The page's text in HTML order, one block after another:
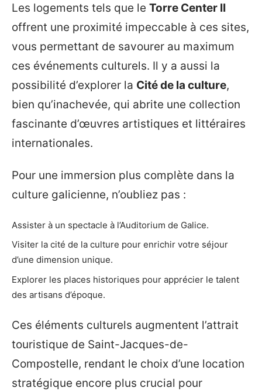
Les logements tels que le Torre Center II
offrent une proximité impeccable à ces sites,
vous permettant de savourer au maximum
ces événements culturels. Il y a aussi la
possibilité d’explorer la Cité de la culture,
bien qu’inachevée, qui abrite une collection
fascinante d’œuvres artistiques et littéraires
internationales.
Pour une immersion plus complète dans la
culture galicienne, n’oubliez pas :
Assister à un spectacle à l’Auditorium de Galice.
Visiter la cité de la culture pour enrichir votre séjour
d’une dimension unique.
Explorer les places historiques pour apprécier le talent
des artisans d’époque.
Ces éléments culturels augmentent l’attrait
touristique de Saint-Jacques-de-
Compostelle, rendant le choix d’une location
stratégique encore plus crucial pour